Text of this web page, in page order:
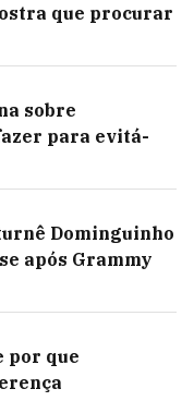
que procurar
sobre
para evitá-
Dominguinho
após Grammy
por que